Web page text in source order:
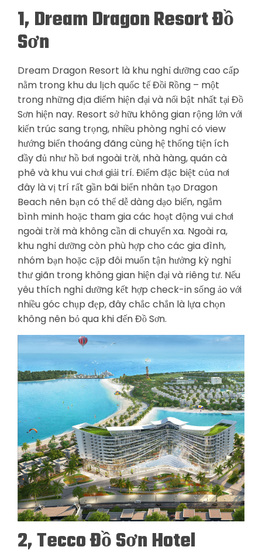
1, Dream Dragon Resort Đồ
Sơn
Dream Dragon Resort là khu nghỉ dưỡng cao cấp
nằm trong khu du lịch quốc tế Đồi Rồng – một
trong những địa điểm hiện đại và nổi bật nhất tại Đồ
Sơn hiện nay. Resort sở hữu không gian rộng lớn với
kiến trúc sang trọng, nhiều phòng nghỉ có view
hướng biển thoáng đãng cùng hệ thống tiện ích
đầy đủ như hồ bơi ngoài trời, nhà hàng, quán cà
phê và khu vui chơi giải trí. Điểm đặc biệt của nơi
đây là vị trí rất gần bãi biển nhân tạo Dragon
Beach nên bạn có thể dễ dàng dạo biển, ngắm
bình minh hoặc tham gia các hoạt động vui chơi
ngoài trời mà không cần di chuyển xa. Ngoài ra,
khu nghỉ dưỡng còn phù hợp cho các gia đình,
nhóm bạn hoặc cặp đôi muốn tận hưởng kỳ nghỉ
thư giãn trong không gian hiện đại và riêng tư. Nếu
yêu thích nghỉ dưỡng kết hợp check-in sống ảo với
nhiều góc chụp đẹp, đây chắc chắn là lựa chọn
không nên bỏ qua khi đến Đồ Sơn.
2, Tecco Đồ Sơn Hotel